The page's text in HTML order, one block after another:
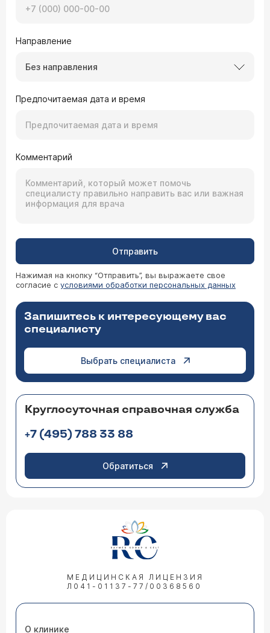
Направление
Без направления
Предпочитаемая дата и время
Комментарий
Отправить
Нажимая на кнопку “Отправить”, вы выражаете свое
согласие с условиями обработки персональных данных
Запишитесь к интересующему вас
специалисту
Выбрать специалиста
Круглосуточная справочная служба
+7 (495) 788 33 88
Обратиться
МЕДИЦИНСКАЯ ЛИЦЕНЗИЯ
Л041-01137-77/00368560
О клинике